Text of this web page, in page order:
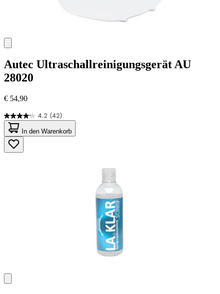
Autec Ultraschallreinigungsgerät AU
28020
€ 54,90
4.2 (42)
4.2
von
5
Sternen.
42
In den Warenkorb